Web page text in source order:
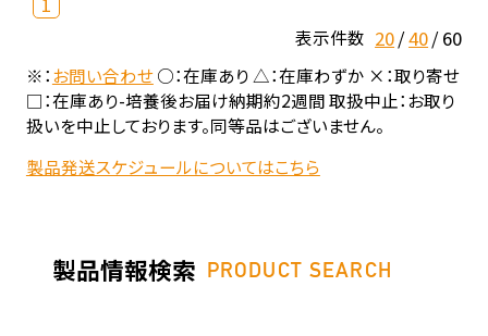
表示件数 20 40 60
※：お問い合わせ○：在庫あり △：在庫わずか ×：取り寄せ
□：在庫あり-培養後お届け納期約2週間 取扱中止：お取り
扱いを中止しております。同等品はございません。
製品発送スケジュールについてはこちら
製品情報検索 PRODUCT SEARCH